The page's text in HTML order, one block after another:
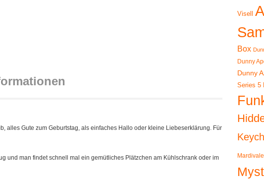
alles Gute zum Geburtstag, als einfaches Hallo oder kleine Liebeserklärung. Für
und man findet schnell mal ein gemütliches Plätzchen am Kühlschrank oder im
Visell
Box
Dunny
Dunny
Series 5
Mardivale